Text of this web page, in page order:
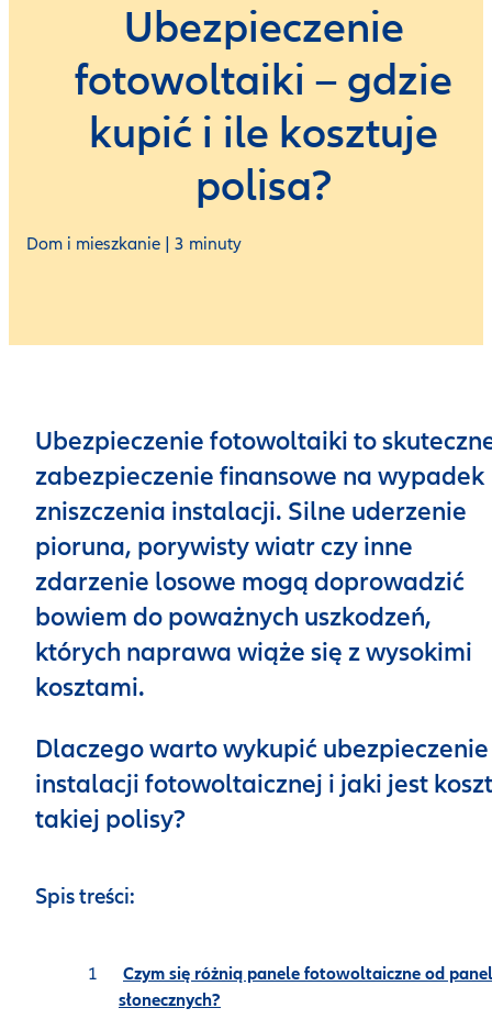
Ubezpieczenie
fotowoltaiki – gdzie
kupić i ile kosztuje
polisa?
Dom i mieszkanie | 3 minuty
Ubezpieczenie fotowoltaiki to
zabezpieczenie finansowe na wypadek
zniszczenia instalacji. Silne uderzenie
pioruna, porywisty wiatr czy inne
zdarzenie losowe mogą doprowadzić
bowiem do poważnych uszkodzeń,
których naprawa wiąże się z wysokimi
kosztami.
Dlaczego warto wykupić ubezpieczenie
instalacji fotowoltaicznej i jaki jest koszt
takiej polisy?
Spis treści:
Czym się różnią panele fotowoltaiczne od
słonecznych?